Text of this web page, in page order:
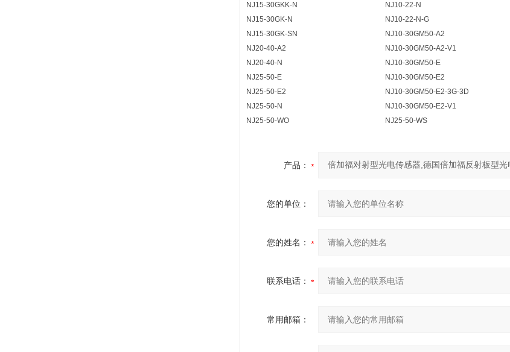
NJ15-30GKK-N
NJ10-22-N
NJ15-30GK-N
NJ10-22-N-G
NJ15-30GK-SN
NJ10-30GM50-A2
NJ20-40-A2
NJ10-30GM50-A2-V1
NJ20-40-N
NJ10-30GM50-E
NJ25-50-E
NJ10-30GM50-E2
NJ25-50-E2
NJ10-30GM50-E2-3G-3D
NJ25-50-N
NJ10-30GM50-E2-V1
NJ25-50-WO
NJ25-50-WS
产品：
您的单位：
您的姓名：
联系电话：
常用邮箱：